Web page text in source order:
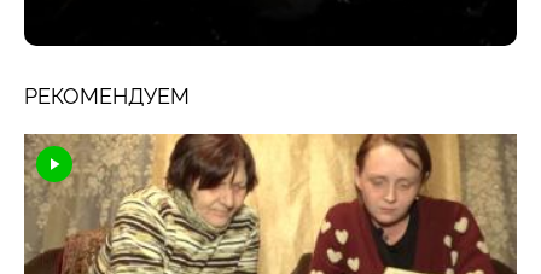
РЕКОМЕНДУЕМ